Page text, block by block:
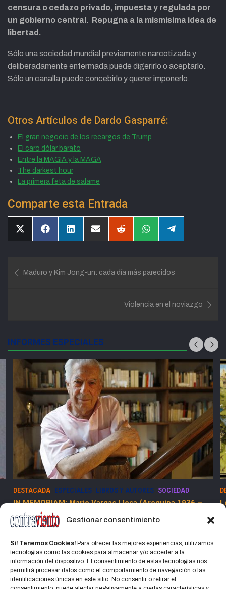
Gestionar consentimiento
Si! Tenemos Cookies! Para ofrecer las mejores experiencias, utilizamos
tecnologías como las cookies para almacenar y/o acceder a la
información del dispositivo. El consentimiento de estas tecnologías nos
permitirá procesar datos como el comportamiento de navegación o las
identificaciones únicas en este sitio. No consentir o retirar el
censura o cedazo privado, impuesta y regulada por
un gobierno central. Repugna a la mismísima idea de
libertad.
Sólo una sociedad mundial previamente narcotizada y
deliberadamente enfermada puede digerirlo o aceptarlo.
Sólo un canalla puede concebirlo y querer imponerlo.
Otros Artículos de Dardo Gasparré:
El gran negocio de los recargos de Trump
El caro dólar barato
Entre la MAGIA y la MAGA
The darkest hour
La primera feta de salame
Comparte esta Entrada
CompartirCompartirCompartirCompartirCompartirCompartirCompartir
de
Maduro y Kim Jong-un: cada día más parecidos
Violencia en el noviazgo
INFORMES ESPECIALES
DESTACADA ESPECIALES LIBROS Y AUTORES SOCIEDAD
IN MEMORIAM: Mario Vargas Llosa (Arequipa 1936 –
Lima 2025)
15 abril, 2025